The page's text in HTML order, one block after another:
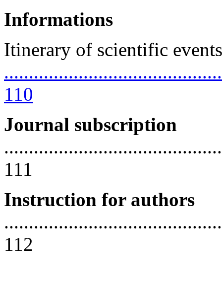
Informations
Itinerary of scientific events
110
Journal subscription
111
Instruction for authors
112